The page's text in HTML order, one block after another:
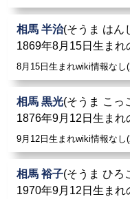
相馬 半治(そうま はん
1869年8月15日生まれ
8月15日生まれwiki情報なし
相馬 黒光(そうま こっ
1876年9月12日生まれ
9月12日生まれwiki情報なし
相馬 裕子(そうま ひろ
1970年9月12日生まれ